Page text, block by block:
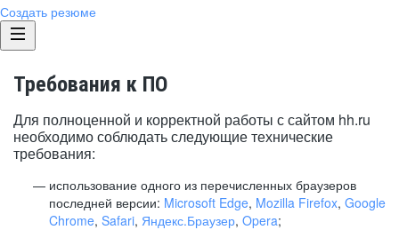
Создать резюме
Требования к ПО
Для полноценной и корректной работы с сайтом hh.ru
необходимо соблюдать следующие технические
требования:
использование одного из перечисленных браузеров
последней версии: Microsoft Edge, Mozilla Firefox, Google
Chrome, Safari, Яндекс.Браузер, Opera;